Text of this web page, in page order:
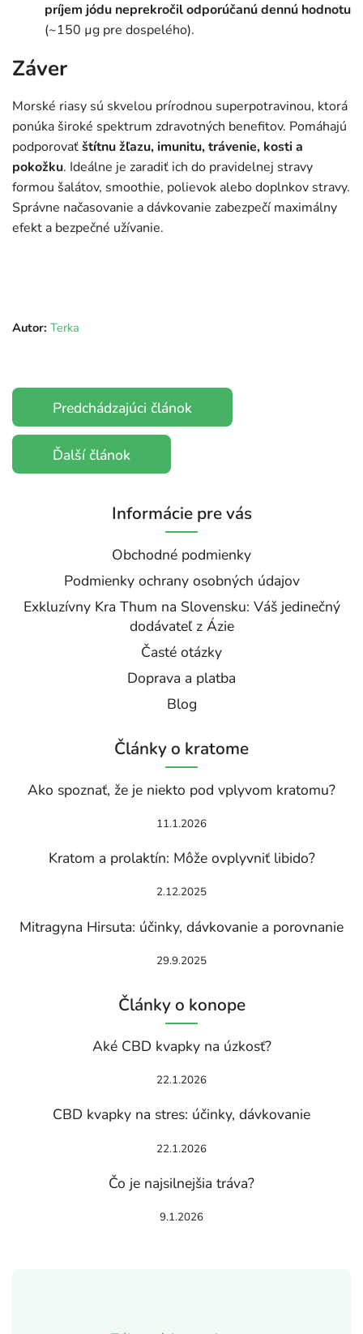
príjem jódu neprekročil odporúčanú dennú hodnotu
(~150 µg pre dospelého).
Záver
Morské riasy sú skvelou prírodnou superpotravinou, ktorá
ponúka široké spektrum zdravotných benefitov. Pomáhajú
podporovaťštítnu žľazu, imunitu, trávenie, kosti a
pokožku. Ideálne je zaradiť ich do pravidelnej stravy
formou šalátov, smoothie, polievok alebo doplnkov stravy.
Správne načasovanie a dávkovanie zabezpečí maximálny
efekt a bezpečné užívanie.
Autor: Terka
Predchádzajúci článok
Ďalší článok
Informácie pre vás
Obchodné podmienky
Podmienky ochrany osobných údajov
Exkluzívny Kra Thum na Slovensku: Váš jedinečný
dodávateľ z Ázie
Časté otázky
Doprava a platba
Blog
Články o kratome
Ako spoznať, že je niekto pod vplyvom kratomu?
11.1.2026
Kratom a prolaktín: Môže ovplyvniť libido?
2.12.2025
Mitragyna Hirsuta: účinky, dávkovanie a porovnanie
29.9.2025
Články o konope
Aké CBD kvapky na úzkosť?
22.1.2026
CBD kvapky na stres: účinky, dávkovanie
22.1.2026
Čo je najsilnejšia tráva?
9.1.2026